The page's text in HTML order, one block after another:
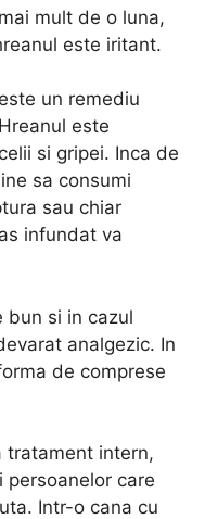
mult de o luna,
este iritant.
un remediu
este
si gripei. Inca de
sa consumi
sau chiar
infundat va
bun si in cazul
analgezic. In
de comprese
tratament intern,
persoanelor care
Intr-o cana cu